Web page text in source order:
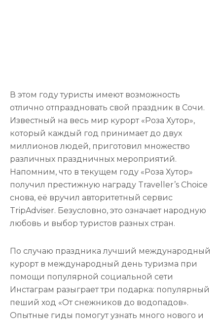
В этом году туристы имеют возможность
отлично отпраздновать свой праздник в Сочи.
Известный на весь мир курорт «Роза Хутор»,
который каждый год принимает до двух
миллионов людей, приготовил множество
различных праздничных мероприятий.
Напомним, что в текущем году «Роза Хутор»
получил престижную награду Traveller’s Choice
снова, её вручил авторитетный сервис
TripAdviser. Безусловно, это означает народную
любовь и выбор туристов разных стран.
По случаю праздника лучший международный
курорт в международный день туризма при
помощи популярной социальной сети
Инстаграм разыграет три подарка: популярный
пеший ход «От снежников до водопадов».
Опытные гиды помогут узнать много нового и